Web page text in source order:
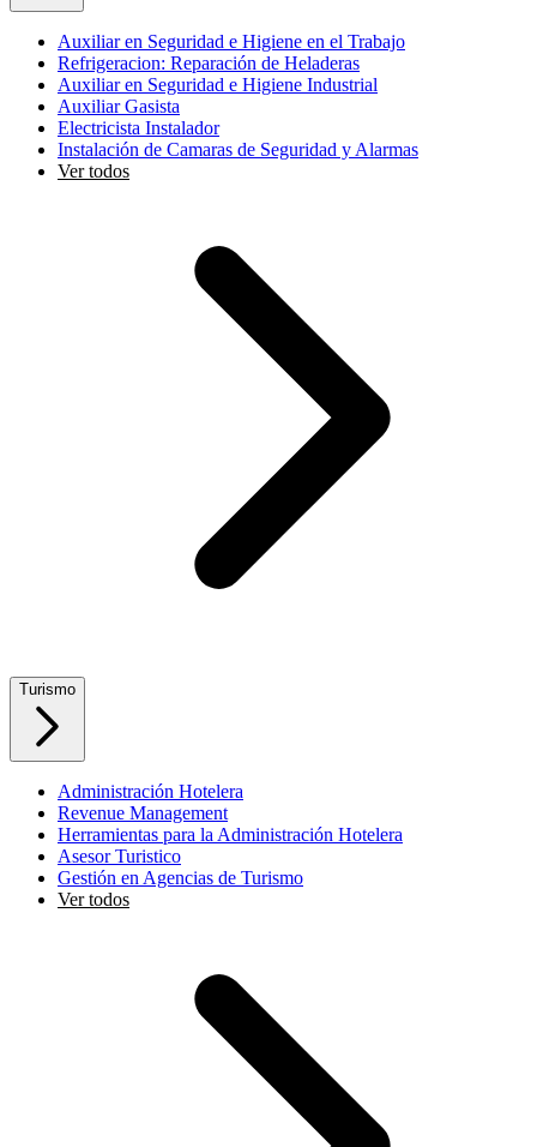
Auxiliar en Seguridad e Higiene en el Trabajo
Refrigeracion: Reparación de Heladeras
Auxiliar en Seguridad e Higiene Industrial
Auxiliar Gasista
Electricista Instalador
Instalación de Camaras de Seguridad y Alarmas
Ver todos
Turismo
Administración Hotelera
Revenue Management
Herramientas para la Administración Hotelera
Asesor Turistico
Gestión en Agencias de Turismo
Ver todos